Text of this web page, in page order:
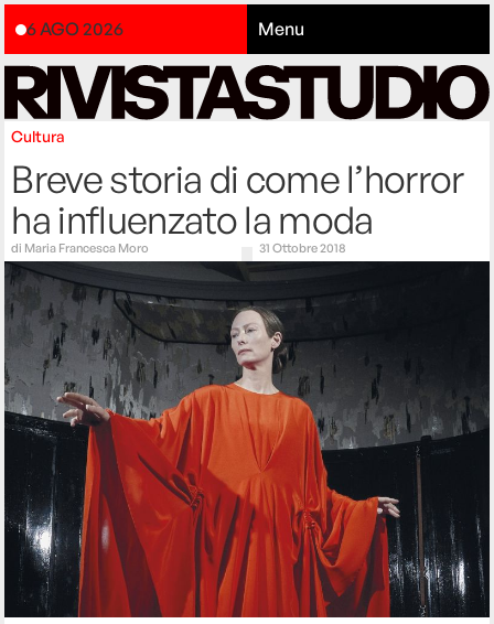
6 AGO 2026 Menu
Cultura
Breve storia di come l’horror
ha influenzato la moda
di Maria Francesca Moro 31 Ottobre 2018